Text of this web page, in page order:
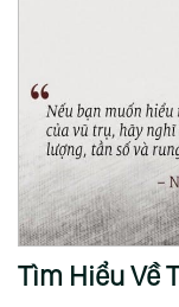
Tìm Hiểu Về